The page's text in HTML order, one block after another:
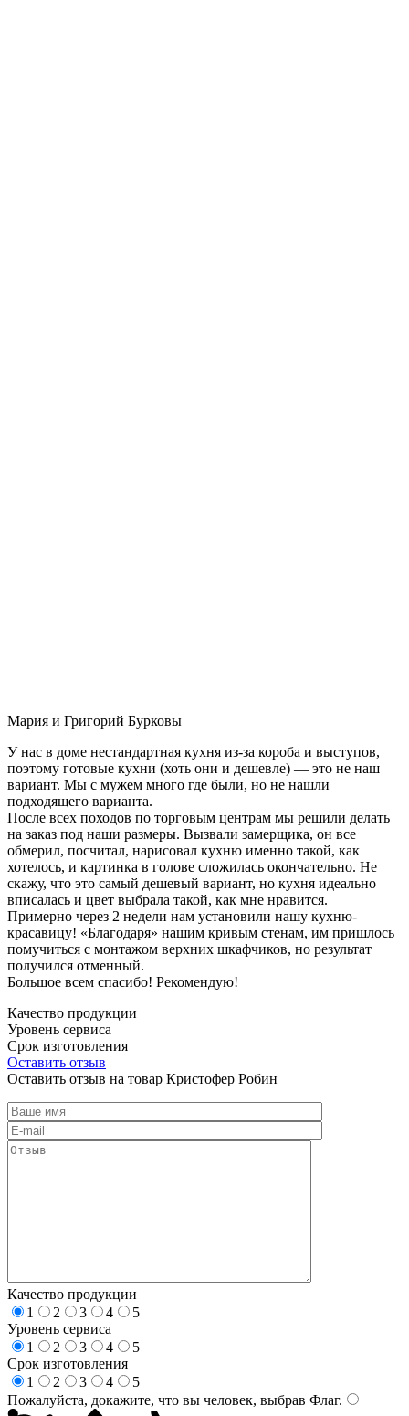
Мария и Григорий Бурковы
У нас в доме нестандартная кухня из-за короба и выступов,
поэтому готовые кухни (хоть они и дешевле) — это не наш
вариант. Мы с мужем много где были, но не нашли
подходящего варианта.
После всех походов по торговым центрам мы решили делать
на заказ под наши размеры. Вызвали замерщика, он все
обмерил, посчитал, нарисовал кухню именно такой, как
хотелось, и картинка в голове сложилась окончательно. Не
скажу, что это самый дешевый вариант, но кухня идеально
вписалась и цвет выбрала такой, как мне нравится.
Примерно через 2 недели нам установили нашу кухню-
красавицу! «Благодаря» нашим кривым стенам, им пришлось
помучиться с монтажом верхних шкафчиков, но результат
получился отменный.
Большое всем спасибо! Рекомендую!
Качество продукции
Уровень сервиса
Срок изготовления
Оставить отзыв
Оставить отзыв на товар Кристофер Робин
Качество продукции
1
2 3 4
5
Уровень сервиса
1
2 3 4
5
Срок изготовления
1
2 3 4
5
Пожалуйста, докажите, что вы человек, выбрав Флаг.